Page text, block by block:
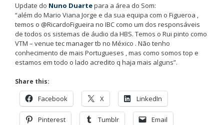
Update do Nuno Duartepara a área do Som:
“além do Mario Viana Jorge e da sua equipa com o Figueroa ,
temos o @RicardoFigueira no IBC como um dos responsáveis
de todos os sistemas de áudio da HBS. Temos o Rui pinto como
VTM – venue tec manager tb no México . Não tenho
conhecimento de mais Portugueses , mas como somos top e
estamos em todo o lado acredito q haja mais alguns”.
Share this:
Facebook X LinkedIn
Pinterest Tumblr Email